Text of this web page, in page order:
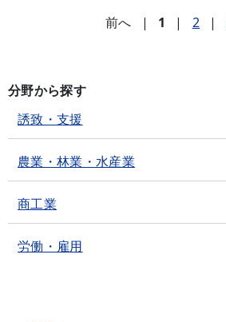
前へ
| 1 | 2 |
分野から探す
誘致・支援
農業・林業・水産業
商工業
労働・雇用